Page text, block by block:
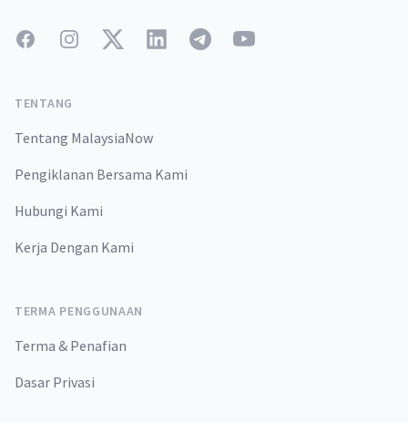
FacebookInstagramTwitterLinkedInTelegramYouTube
TENTANG
Tentang MalaysiaNow
Pengiklanan Bersama Kami
Hubungi Kami
Kerja Dengan Kami
TERMA PENGGUNAAN
Terma & Penafian
Dasar Privasi